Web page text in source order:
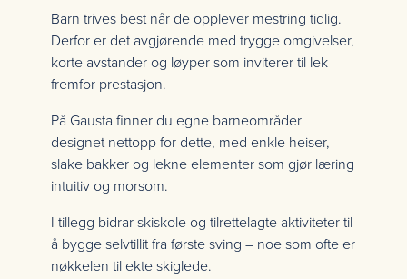
Barn trives best når de opplever mestring tidlig.
Derfor er det avgjørende med trygge omgivelser,
korte avstander og løyper som inviterer til lek
fremfor prestasjon.
På Gausta finner du egne barneområder
designet nettopp for dette, med enkle heiser,
slake bakker og lekne elementer som gjør læring
intuitiv og morsom.
I tillegg bidrar skiskole og tilrettelagte aktiviteter til
å bygge selvtillit fra første sving – noe som ofte er
nøkkelen til ekte skiglede.